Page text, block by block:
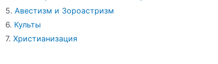
5. Авестизм и Зороастризм
6. Культы
7.Христианизация